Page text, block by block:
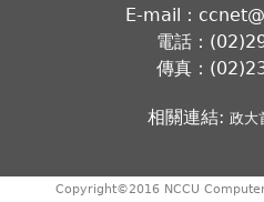
E-mail：
電話：
傳真：
相關連結: 政大
Copyright©2016 NCCU